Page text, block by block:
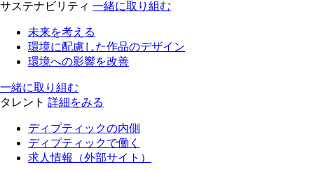
サステナビリティ 一緒に取り組む
未来を考える
環境に配慮した作品のデザイン
環境への影響を改善
一緒に取り組む
タレント 詳細をみる
ディプティックの内側
ディプティックで働く
求人情報（外部サイト）